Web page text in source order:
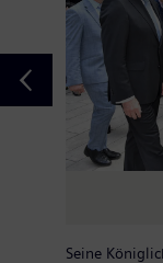
Seine